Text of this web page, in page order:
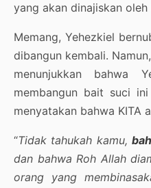
yang akan dinajiskan
Memang, Yehezkiel
dibangun kembali.
menunjukkan bahwa
membangun bait suci
menyatakan bahwa KITA
“Tidak tahukah kamu,
dan bahwa Roh Allah
orang yang